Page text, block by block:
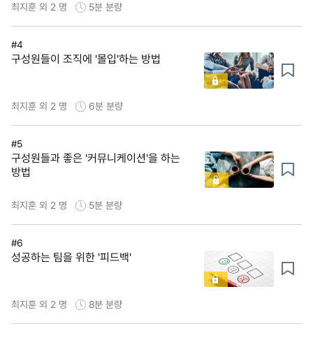
최지훈 외 2 명 5분 분량
#4
구성원들이 조직에 '몰입'하는 방법
최지훈 외 2 명 6분 분량
#5
구성원들과 좋은 '커뮤니케이션'을 하는
방법
최지훈 외 2 명 5분 분량
#6
성공하는 팀을 위한 '피드백'
최지훈 외 2 명 8분 분량